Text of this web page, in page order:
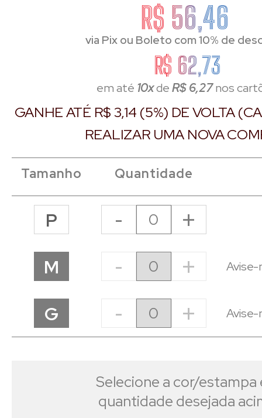
R$ 56,46
via Pix ou Boleto com 10% de
R$ 62,73
em até 10xdeR$ 6,27nos
GANHE ATÉ R$ 3,14 (5%) DE VOLTA
REALIZAR UMA NOVA
Tamanho Quantidade
P - +
M - + Avise-
G - + Avise-
Selecione a cor/estampa
quantidade desejada